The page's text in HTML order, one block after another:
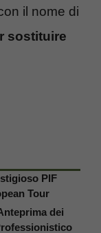
il nome di
sostituire
PIF
Tour
dei